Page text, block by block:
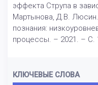
эффекта Струпа в
Мартынова, Д.В.
познания:
процессы. – 2021. – С.
КЛЮЧЕВЫЕ СЛОВА